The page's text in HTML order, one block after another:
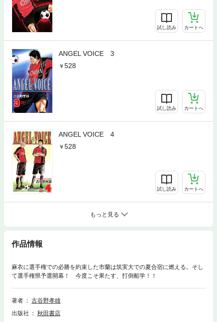
試し読み カートへ
ANGEL VOICE 3
528
試し読み カートへ
ANGEL VOICE 4
528
試し読み カートへ
もっと見る
作品情報
麻衣に選手権での必勝を約束した市蘭は筑実大での夏合宿に燃える。そし
て選手権県予選開幕！ 今度こそ果たす、打倒船学！！
著者
古谷野孝雄
出版社
秋田書店